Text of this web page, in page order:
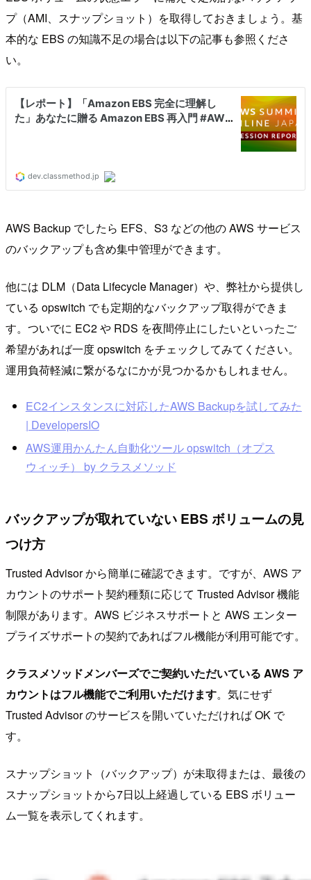
プ（AMI、スナップショット）を取得しておきましょう。基
本的な EBS の知識不足の場合は以下の記事も参照くださ
い。
AWS Backup でしたら EFS、S3 などの他の AWS サービス
のバックアップも含め集中管理ができます。
他には DLM（Data Lifecycle Manager）や、弊社から提供し
ている opswitch でも定期的なバックアップ取得ができま
す。ついでに EC2 や RDS を夜間停止にしたいといったご
希望があれば一度 opswitch をチェックしてみてください。
運用負荷軽減に繋がるなにかが見つかるかもしれません。
EC2インスタンスに対応したAWS Backupを試してみた
| DevelopersIO
AWS運用かんたん自動化ツール opswitch（オプス
ウィッチ） by クラスメソッド
バックアップが取れていない EBS ボリュームの見
つけ方
Trusted Advisor から簡単に確認できます。ですが、AWS ア
カウントのサポート契約種類に応じて Trusted Advisor 機能
制限があります。AWS ビジネスサポートと AWS エンター
プライズサポートの契約であればフル機能が利用可能です。
クラスメソッドメンバーズでご契約いただいている AWS ア
カウントはフル機能でご利用いただけます。気にせず
Trusted Advisor のサービスを開いていただければ OK で
す。
スナップショット（バックアップ）が未取得または、最後の
スナップショットから7日以上経過している EBS ボリュー
ム一覧を表示してくれます。